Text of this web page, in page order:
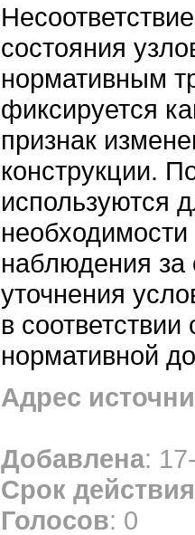
состояния
нормативным
фиксируется
признак
конструкции.
используются
наблюдения за
уточнения
в
нормативной
Адрес
Добавлена:
Срок действия
Голосов: 0